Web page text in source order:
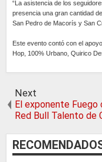
“La asistencia de los
presencia una gran cantidad
San Pedro de Macorís y San
Este evento contó con el
Hop, 100% Urbano, Quirico
Next
El exponente Fuego
Red Bull Talento de